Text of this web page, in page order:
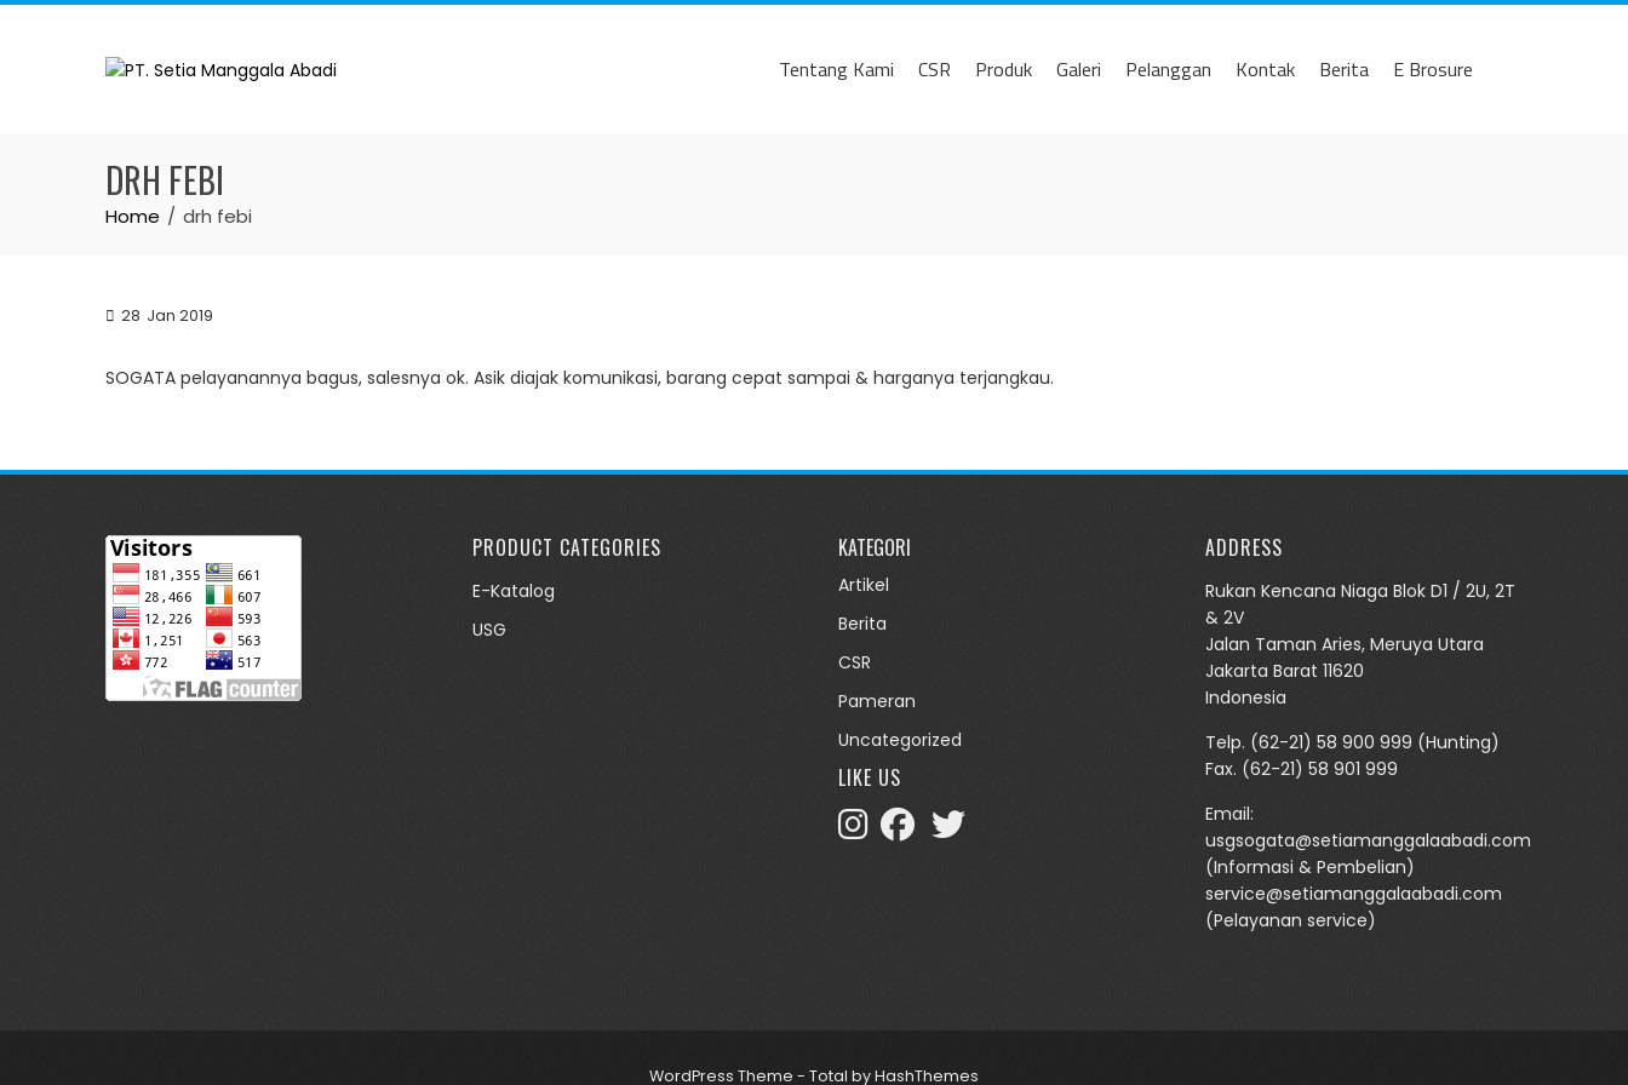
Skip
Tentang Kami CSR Produk Galeri Pelanggan Kontak Berita E Brosure
DRH FEBI
Home drh febi
28 Jan 2019
SOGATA pelayanannya bagus, salesnya ok. Asik diajak komunikasi, barang cepat sampai & harganya terjangkau.
PRODUCT CATEGORIES
E-Katalog
USG
KATEGORI
Artikel
Berita
CSR
Pameran
Uncategorized
LIKE US
ADDRESS
Rukan Kencana Niaga Blok D1 / 2U, 2T
& 2V
Jalan Taman Aries, Meruya Utara
Jakarta Barat 11620
Indonesia
Telp. (62-21) 58 900 999 (Hunting)
Fax. (62-21) 58 901 999
Email:
usgsogata@setiamanggalaabadi.com
(Informasi & Pembelian)
service@setiamanggalaabadi.com
(Pelayanan service)
WordPress Theme - Total by HashThemes